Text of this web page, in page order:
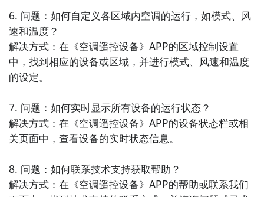
6. 问题：如何自定义各区域内空调的运行，如模式、风
速和温度？
解决方式：在《空调遥控设备》APP的区域控制设置
中，找到相应的设备或区域，并进行模式、风速和温度
的设定。
7. 问题：如何实时显示所有设备的运行状态？
解决方式：在《空调遥控设备》APP的设备状态栏或相
关页面中，查看设备的实时状态信息。
8. 问题：如何联系技术支持获取帮助？
解决方式：在《空调遥控设备》APP的帮助或联系我们